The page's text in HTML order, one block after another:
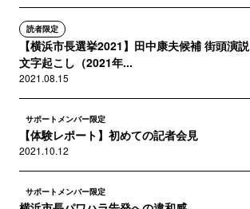
読者限定
【横浜市長選挙2021】田中康夫候補 街頭演説
文字起こし（2021年...
2021.08.15
サポートメンバー限定
【体験レポート】初めての記者会見
2021.10.12
サポートメンバー限定